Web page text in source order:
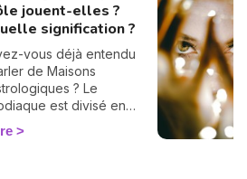
jouent-elles ?
signification ?
vous déjà entendu
de Maisons
? Le
est divisé en
Maisons et chacune
à une sphère